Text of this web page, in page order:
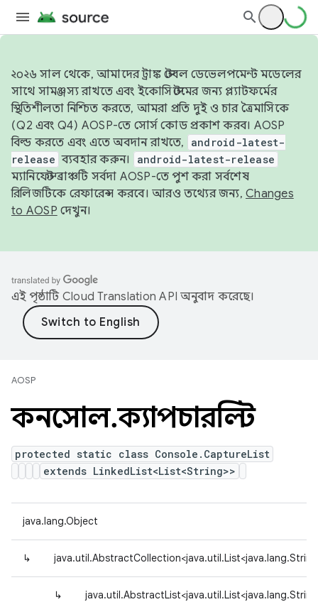
২০২৬ সাল থেকে, আমাদের ট্রাঙ্ক স্টেবল ডেভেলপমেন্ট মডেলের
সাথে সামঞ্জস্য রাখতে এবং ইকোসিস্টেমের জন্য প্ল্যাটফর্মের
স্থিতিশীলতা নিশ্চিত করতে, আমরা প্রতি দুই ও চার ত্রৈমাসিকে
(Q2 এবং Q4) AOSP-তে সোর্স কোড প্রকাশ করব। AOSP
বিল্ড করতে এবং এতে অবদান রাখতে,
android-latest-
release ব্যবহার করুন। android-latest-release
ম্যানিফেস্ট ব্রাঞ্চটি সর্বদা AOSP-তে পুশ করা সর্বশেষ
রিলিজটিকে রেফারেন্স করবে। আরও তথ্যের জন্য, Changes
to AOSP দেখুন।
এই পৃষ্ঠাটি Cloud Translation API অনুবাদ করেছে।
AOSP
কনসোল.ক্যাপচারলিস্ট
protected static class Console.CaptureList
extends LinkedList<List<String>>
java.lang.Object
↳
↳